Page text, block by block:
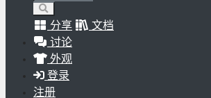
分享
文档
讨论
外观
登录
注册